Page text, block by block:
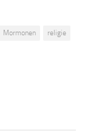
Mormonen
religie